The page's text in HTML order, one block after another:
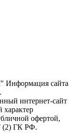
сайта
интернет-сайт
офертой,
(2) ГК РФ.